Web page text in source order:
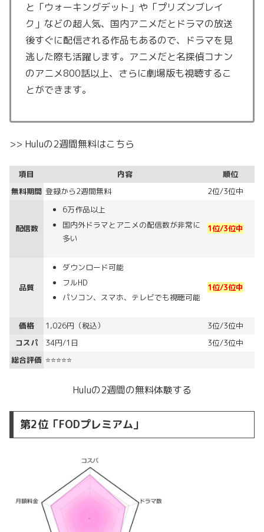
と「ウォーキングデット」や「プリズンブレイ
ク」などの超人気、国内アニメだとドラマの放送
後すぐに配信される作品もあるので、ドラマを見
逃した際も活躍します。アニメだと名探偵コナン
のアニメ800話以上、さらに劇場版も視聴するこ
とができます。
>> Huluの2週間無料はこちら
項目 内容
順位
無料期間 登録から2週間無料 2位/3位中
配信数
6万作品以上
国内外ドラマとアニメの配信数が非常に
多い
1位/3位中
品質
ダウンロード可能
フルHD
パソコン、スマホ、テレビでも視聴可能
1位/3位中
価格 1,026円（税込）
3位/3位中
コスパ
34円/1日
3位/3位中
総合評価 ⭐⭐⭐⭐⭐
Huluの2週間の無料体験する
第2位「FODプレミアム」